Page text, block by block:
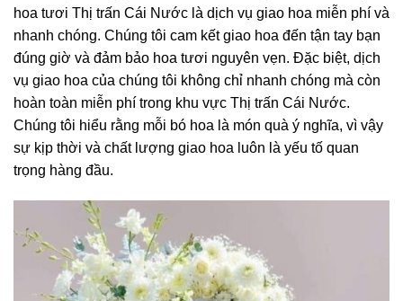
hoa tươi Thị trấn Cái Nước là dịch vụ giao hoa miễn phí và
nhanh chóng. Chúng tôi cam kết giao hoa đến tận tay bạn
đúng giờ và đảm bảo hoa tươi nguyên vẹn. Đặc biệt, dịch
vụ giao hoa của chúng tôi không chỉ nhanh chóng mà còn
hoàn toàn miễn phí trong khu vực Thị trấn Cái Nước.
Chúng tôi hiểu rằng mỗi bó hoa là món quà ý nghĩa, vì vậy
sự kịp thời và chất lượng giao hoa luôn là yếu tố quan
trọng hàng đầu.